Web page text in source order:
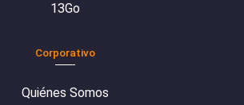
13Go
Corporativo
Quiénes Somos